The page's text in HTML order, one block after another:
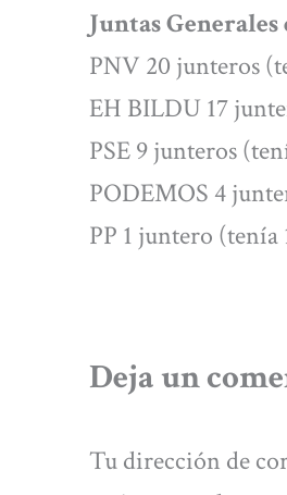
Juntas
PNV 20 junteros
EH BILDU 17
PSE 9 junteros
PODEMOS 4
PP 1 juntero
Deja un
Tu dirección de